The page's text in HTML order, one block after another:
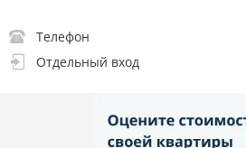
Телефон
Отдельный вход